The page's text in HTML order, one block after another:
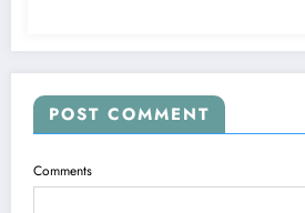
POST COMMENT
Comments